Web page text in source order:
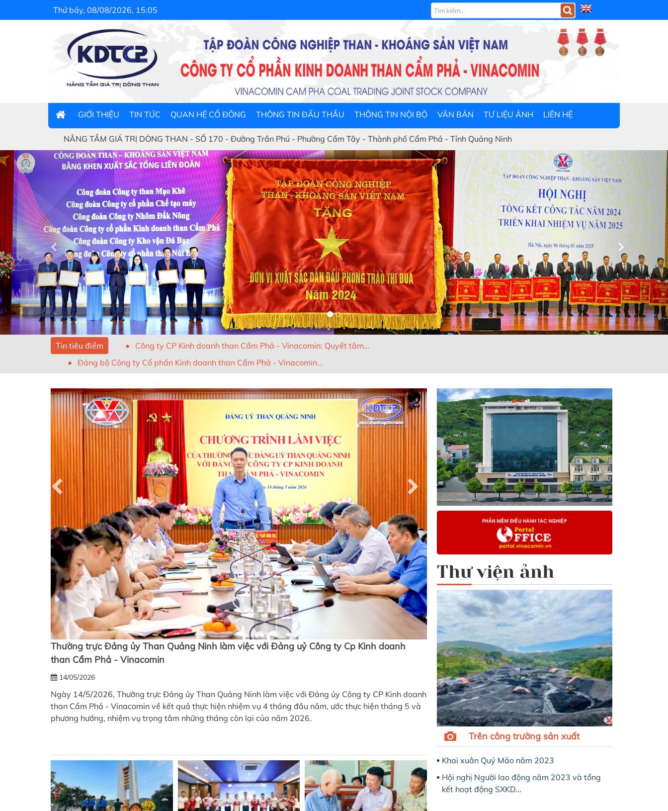
Thứ bảy, 08/08/2026, 15:05
GIỚI THIỆU TIN TỨC QUAN HỆ CỔ ĐÔNG THÔNG TIN ĐẤU THẦU THÔNG TIN NỘI BỘ VĂN BẢN TƯ LIỆU ẢNH LIÊN HỆ
TẦM GIÁ TRỊ DÒNG THAN - SỐ 170 - Đường Trần Phú - Phường Cẩm Tây - Thành phố Cẩm Phả - Tỉnh Quảng Ninh
Previous Next
Tin tiêu điểm
Công ty CP Kinh doanh than Cẩm Phả - Vinacomin: Quyết tâm...
Đảng bộ Công ty Cổ phần Kinh doanh than Cẩm Phả - Vinacomin...
Thường trực Đảng ủy Than Quảng Ninh làm việc với Đảng uỷ Công ty Cp Kinh doanh
than Cẩm Phả - Vinacomin
14/05/2026
Ngày 14/5/2026, Thường trực Đảng ủy Than Quảng Ninh làm việc với Đảng ủy Công ty CP Kinh doanh
than Cẩm Phả - Vinacomin về kết quả thực hiện nhiệm vụ 4 tháng đầu năm, ước thực hiện tháng 5 và
phương hướng, nhiệm vụ trọng tâm những tháng còn lại của năm 2026.
Công ty CP Kinh doanh Than Cẩm Phả - Vinacomin
ATVSLĐ và Tháng Công nhân năm 2026
04/05/2026
Sáng ngày 04/5/2026, tại Phân xưởng Chế biến Khe Chàm,
Phả - Vinacomin đã tổ chức Lễ phát động Tháng hành động
2026 với Chủ đề “Đổi mới quản lý và nâng cao hiệu quả công
nguyên số” và “Công nhân Việt Nam: Đổi mới sáng tạo, nâng
Thư viện ảnh
Trên công trường sản xuất
Khai xuân Quý Mão năm 2023
Hội nghị Người lao động năm 2023 và tổng
kết hoạt động SXKD...